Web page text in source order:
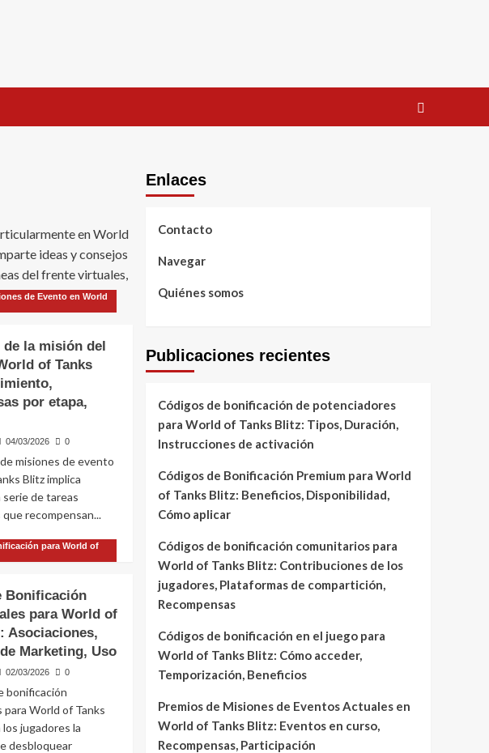
en World
ideas y consejos
del frente virtuales,
de Evento en World
la misión del
of Tanks
por etapa,
04/03/2026 0
misiones de evento
Blitz implica
de tareas
recompensan...
para World of
Bonificación
para World of
Asociaciones,
Marketing, Uso
02/03/2026 0
bonificación
para World of Tanks
jugadores la
desbloquear
Enlaces
Contacto
Navegar
Quiénes somos
Publicaciones recientes
Códigos de bonificación de potenciadores
para World of Tanks Blitz: Tipos, Duración,
Instrucciones de activación
Códigos de Bonificación Premium para World
of Tanks Blitz: Beneficios, Disponibilidad,
Cómo aplicar
Códigos de bonificación comunitarios para
World of Tanks Blitz: Contribuciones de los
jugadores, Plataformas de compartición,
Recompensas
Códigos de bonificación en el juego para
World of Tanks Blitz: Cómo acceder,
Temporización, Beneficios
Premios de Misiones de Eventos Actuales en
World of Tanks Blitz: Eventos en curso,
Recompensas, Participación